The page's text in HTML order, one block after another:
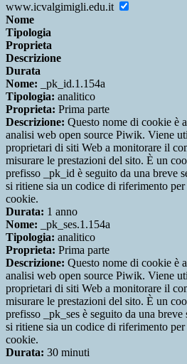
www.icvalgimigli.edu.it
Nome
Tipologia
Proprieta
Descrizione
Durata
Nome: _pk_id.1.154a
Tipologia: analitico
Proprieta: Prima parte
Descrizione: Questo nome di cookie è
analisi web open source Piwik. Viene
proprietari di siti Web a monitorare il
misurare le prestazioni del sito. È un
prefisso _pk_id è seguito da una breve
si ritiene sia un codice di riferimento
cookie.
Durata: 1 anno
Nome: _pk_ses.1.154a
Tipologia: analitico
Proprieta: Prima parte
Descrizione: Questo nome di cookie è
analisi web open source Piwik. Viene
proprietari di siti Web a monitorare il
misurare le prestazioni del sito. È un
prefisso _pk_ses è seguito da una
si ritiene sia un codice di riferimento
cookie.
Durata: 30 minuti